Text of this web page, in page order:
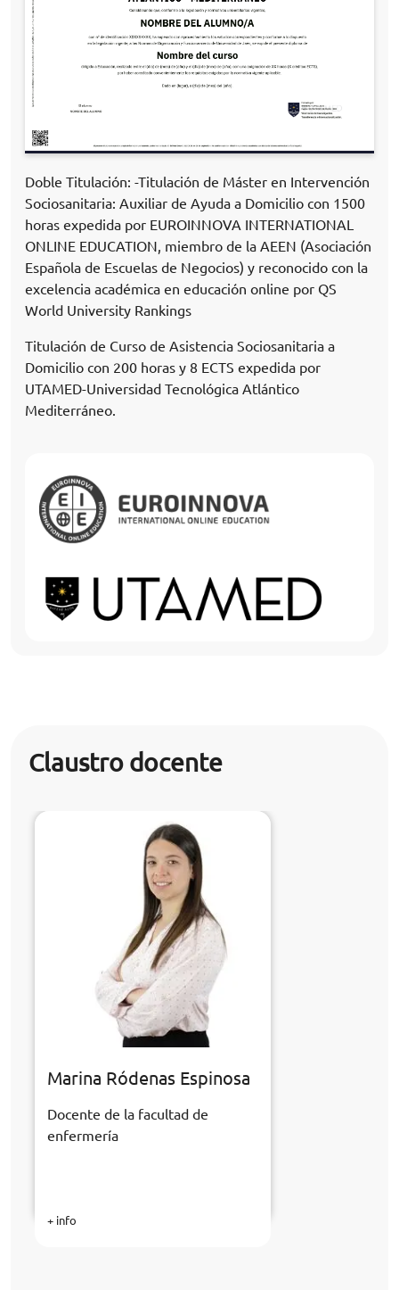
Doble Titulación: -Titulación de Máster en Intervención
Sociosanitaria: Auxiliar de Ayuda a Domicilio con 1500
horas expedida por EUROINNOVA INTERNATIONAL
ONLINE EDUCATION, miembro de la AEEN (Asociación
Española de Escuelas de Negocios) y reconocido con la
excelencia académica en educación online por QS
World University Rankings
Titulación de Curso de Asistencia Sociosanitaria a
Domicilio con 200 horas y 8 ECTS expedida por
UTAMED-Universidad Tecnológica Atlántico
Mediterráneo.
Claustro docente
Marina Ródenas Espinosa
Docente de la facultad de
enfermería
+ info